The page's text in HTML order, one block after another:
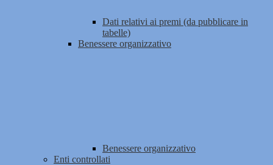
Dati relativi ai premi (da pubblicare in
tabelle)
Benessere organizzativo
Benessere organizzativo
Enti controllati